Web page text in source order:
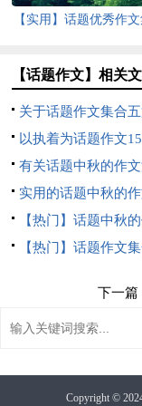
【实用】话题优秀作
【话题作文】相关文
关于话题作文集合
以执着为话题作文
有关话题中秋的作
实用的话题中秋的
篇 【热门】话题中秋
六篇【热门】话题作文
下一篇
Copyright ©